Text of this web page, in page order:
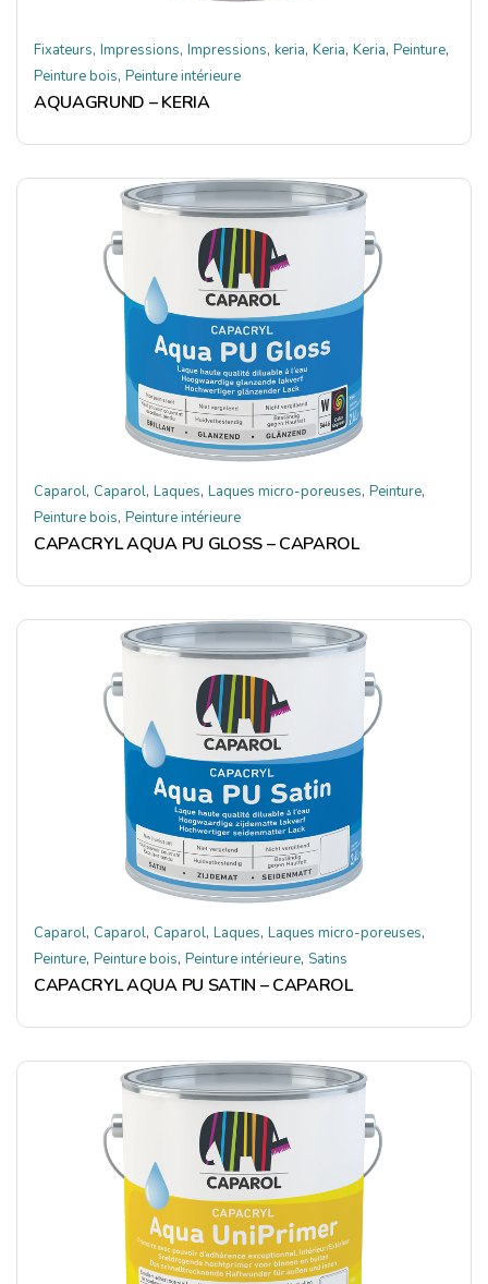
Fixateurs, Impressions, Impressions, keria, Keria, Keria, Peinture,
Peinture bois, Peinture intérieure
AQUAGRUND – KERIA
Caparol, Caparol, Laques, Laques micro-poreuses, Peinture,
Peinture bois, Peinture intérieure
CAPACRYL AQUA PU GLOSS – CAPAROL
Caparol, Caparol, Caparol, Laques, Laques micro-poreuses,
Peinture, Peinture bois, Peinture intérieure, Satins
CAPACRYL AQUA PU SATIN – CAPAROL